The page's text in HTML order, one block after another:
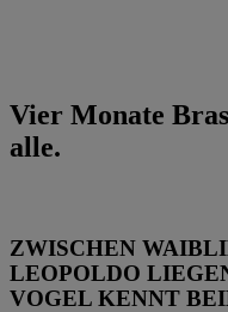
Vier Monate
alle.
ZWISCHEN
LEOPOLDO
VOGEL KENNT